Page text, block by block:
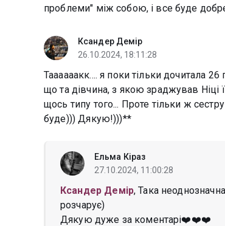
проблеми" між собою, і все буде
Ксандер Демір
26.10.2024, 18:11:28
Таааааакк.... я поки тільки дочитала
що та дівчина, з якою зраджував Ніці
щось типу того... Проте тільки ж
буде))) Дякую!)))**
Ельма Кіраз
27.10.2024, 11:00:28
Ксандер Демір, Така
розчарує)
Дякую дуже за коментарі❤️❤️❤️